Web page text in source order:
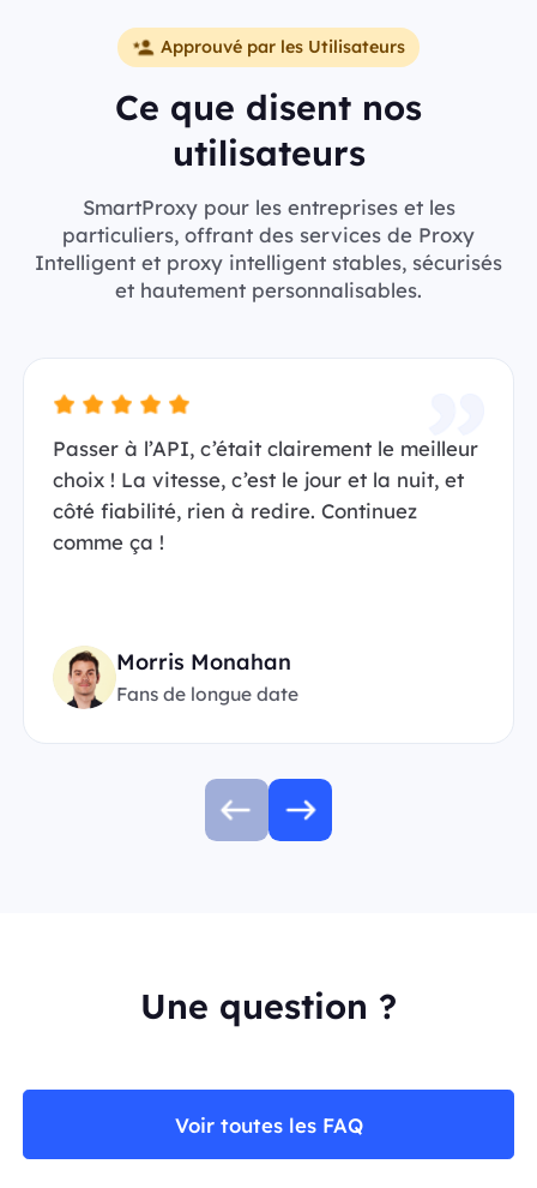
Approuvé par les Utilisateurs
Ce que disent nos
utilisateurs
SmartProxy pour les entreprises et les
particuliers, offrant des services de Proxy
Intelligent et proxy intelligent stables, sécurisés
et hautement personnalisables.
Passer à l’API, c’était clairement le meilleur
choix ! La vitesse, c’est le jour et la nuit, et
côté fiabilité, rien à redire. Continuez
comme ça !
Morris Monahan
Fans de longue date
Une question ?
Voir toutes les FAQ